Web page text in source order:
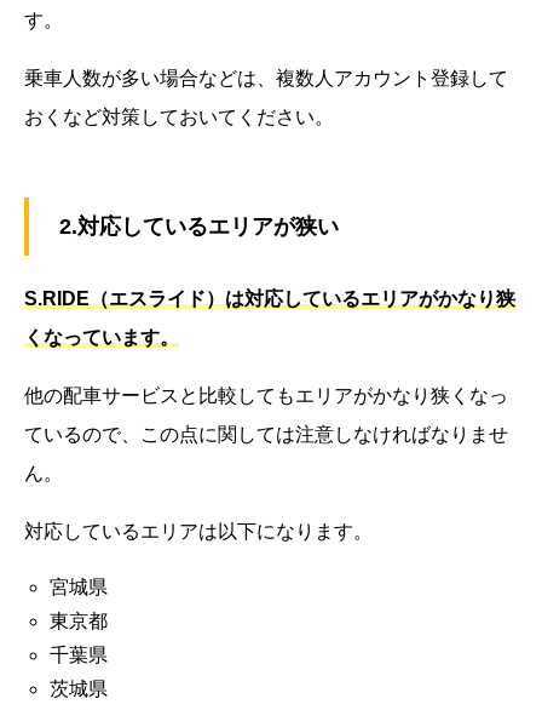
す。
乗車人数が多い場合などは、複数人アカウント登録して
おくなど対策しておいてください。
2.対応しているエリアが狭い
S.RIDE（エスライド）は対応しているエリアがかなり狭
くなっています。
他の配車サービスと比較してもエリアがかなり狭くなっ
ているので、この点に関しては注意しなければなりませ
ん。
対応しているエリアは以下になります。
宮城県
東京都
千葉県
茨城県